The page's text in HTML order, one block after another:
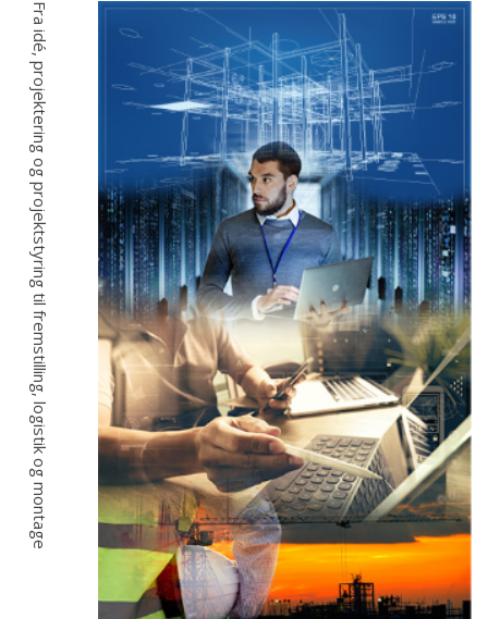
Fra idé, projektering og projektstyring til fremstilling, logistik og montage